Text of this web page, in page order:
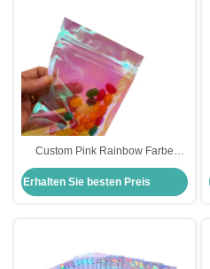
Custom Pink Rainbow Farbe
Holographische
Flachverschlussbeutel 3 Seiten
Versiegelte Taschen zum
Erhalten Sie besten Preis